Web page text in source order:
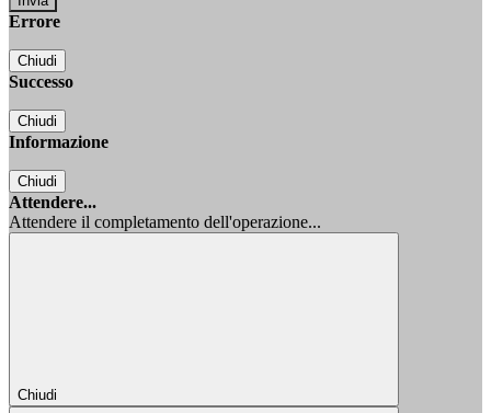
Errore
Chiudi
Successo
Chiudi
Informazione
Chiudi
Attendere...
Attendere il completamento dell'operazione...
Chiudi